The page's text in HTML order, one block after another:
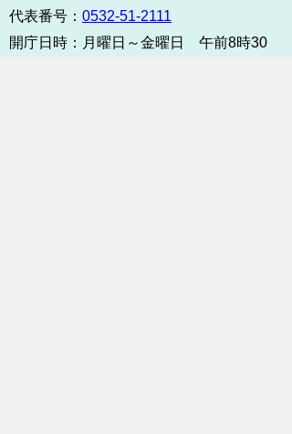
代表番号： 0532-51-2111
開庁日時： 月曜日～金曜日 午前8時30